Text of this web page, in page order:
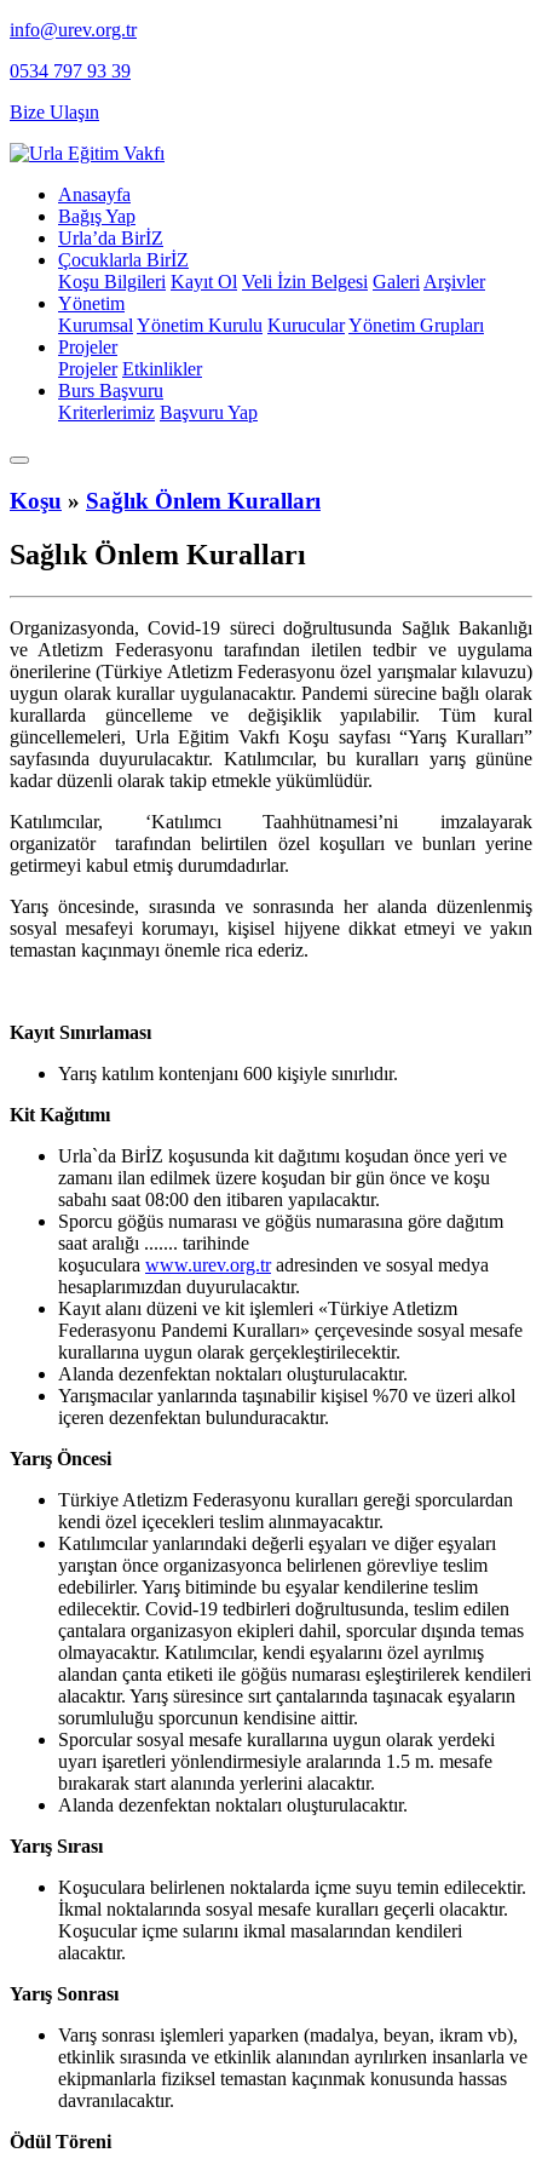
info@urev.org.tr
0534 797 93 39
Bize Ulaşın
Anasayfa
Bağış Yap
Urla’da BirİZ
Çocuklarla BirİZ
Koşu Bilgileri Kayıt Ol ⁠Veli İzin Belgesi Galeri Arşivler
Yönetim
Kurumsal Yönetim Kurulu KurucularYönetim Grupları
Projeler
Projeler Etkinlikler
Burs Başvuru
Kriterlerimiz Başvuru Yap
Koşu » Sağlık Önlem Kuralları
Sağlık Önlem Kuralları
Organizasyonda, Covid-19 süreci doğrultusunda Sağlık Bakanlığı
ve Atletizm Federasyonu tarafından iletilen tedbir ve uygulama
önerilerine (Türkiye Atletizm Federasyonu özel yarışmalar kılavuzu)
uygun olarak kurallar uygulanacaktır. Pandemi sürecine bağlı olarak
kurallarda güncelleme ve değişiklik yapılabilir. Tüm kural
güncellemeleri, Urla Eğitim Vakfı Koşu sayfası “Yarış Kuralları”
sayfasında duyurulacaktır. Katılımcılar, bu kuralları yarış gününe
kadar düzenli olarak takip etmekle yükümlüdür.
Katılımcılar, ‘Katılımcı Taahhütnamesi’ni imzalayarak
organizatör tarafından belirtilen özel koşulları ve bunları yerine
getirmeyi kabul etmiş durumdadırlar.
Yarış öncesinde, sırasında ve sonrasında her alanda düzenlenmiş
sosyal mesafeyi korumayı, kişisel hijyene dikkat etmeyi ve yakın
temastan kaçınmayı önemle rica ederiz.
Kayıt Sınırlaması
Yarış katılım kontenjanı 600 kişiyle sınırlıdır.
Kit Kağıtımı
Urla`da BirİZ koşusunda kit dağıtımı koşudan önce yeri ve
zamanı ilan edilmek üzere koşudan bir gün önce ve koşu
sabahı saat 08:00 den itibaren yapılacaktır.
Sporcu göğüs numarası ve göğüs numarasına göre dağıtım
saat aralığı ....... tarihinde
koşuculara www.urev.org.tradresinden ve sosyal medya
hesaplarımızdan duyurulacaktır.
Kayıt alanı düzeni ve kit işlemleri «Türkiye Atletizm
Federasyonu Pandemi Kuralları» çerçevesinde sosyal mesafe
kurallarına uygun olarak gerçekleştirilecektir.
Alanda dezenfektan noktaları oluşturulacaktır.
Yarışmacılar yanlarında taşınabilir kişisel %70 ve üzeri alkol
içeren dezenfektan bulunduracaktır.
Yarış Öncesi
Türkiye Atletizm Federasyonu kuralları gereği sporculardan
kendi özel içecekleri teslim alınmayacaktır.
Katılımcılar yanlarındaki değerli eşyaları ve diğer eşyaları
yarıştan önce organizasyonca belirlenen görevliye teslim
edebilirler. Yarış bitiminde bu eşyalar kendilerine teslim
edilecektir. Covid-19 tedbirleri doğrultusunda, teslim edilen
çantalara organizasyon ekipleri dahil, sporcular dışında temas
olmayacaktır. Katılımcılar, kendi eşyalarını özel ayrılmış
alandan çanta etiketi ile göğüs numarası eşleştirilerek kendileri
alacaktır. Yarış süresince sırt çantalarında taşınacak eşyaların
sorumluluğu sporcunun kendisine aittir.
Sporcular sosyal mesafe kurallarına uygun olarak yerdeki
uyarı işaretleri yönlendirmesiyle aralarında 1.5 m. mesafe
bırakarak start alanında yerlerini alacaktır.
Alanda dezenfektan noktaları oluşturulacaktır.
Yarış Sırası
Koşuculara belirlenen noktalarda içme suyu temin edilecektir.
İkmal noktalarında sosyal mesafe kuralları geçerli olacaktır.
Koşucular içme sularını ikmal masalarından kendileri
alacaktır.
Yarış Sonrası
Varış sonrası işlemleri yaparken (madalya, beyan, ikram vb),
etkinlik sırasında ve etkinlik alanından ayrılırken insanlarla ve
ekipmanlarla fiziksel temastan kaçınmak konusunda hassas
davranılacaktır.
Ödül Töreni